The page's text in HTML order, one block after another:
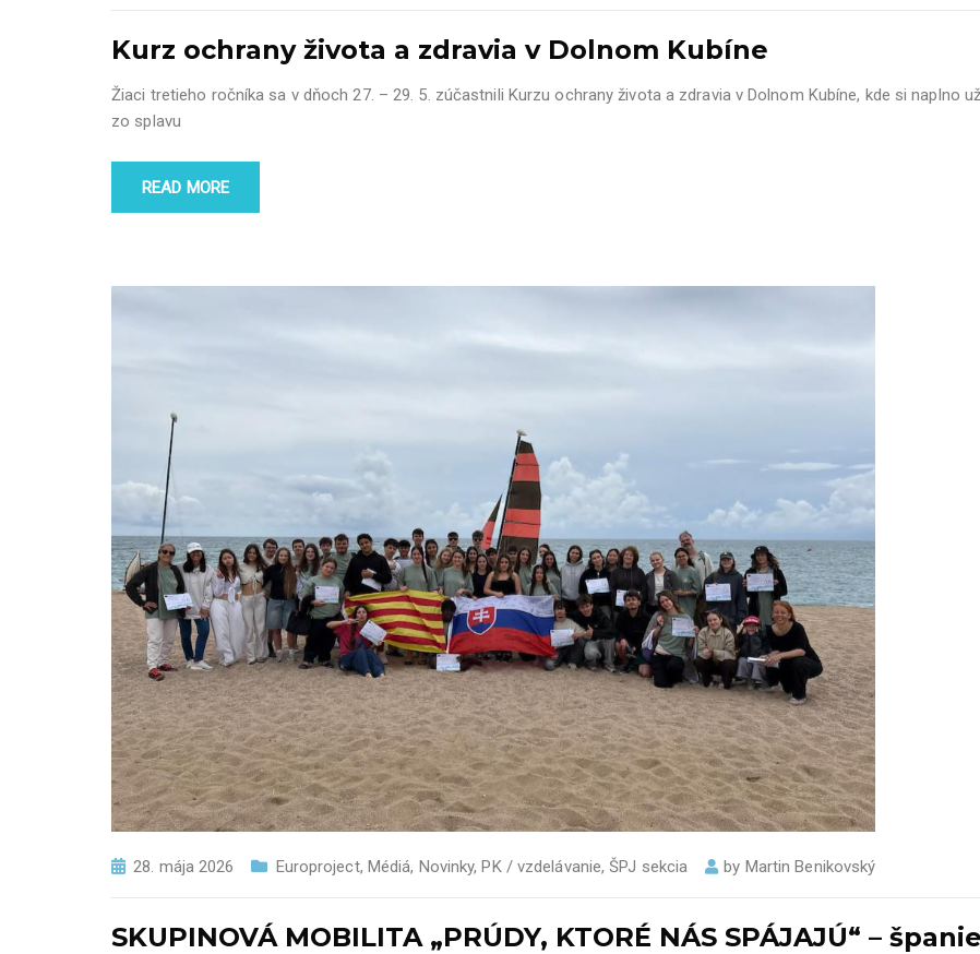
Kurz ochrany života a zdravia v Dolnom Kubíne
Žiaci tretieho ročníka sa v dňoch 27. – 29. 5. zúčastnili Kurzu ochrany života a zdravia v Dolnom Kubíne, kde si naplno
zo splavu
READ MORE
28. mája 2026 Europroject, Médiá, Novinky,PK / vzdelávanie,ŠPJ sekcia by Martin Benikovský
SKUPINOVÁ MOBILITA „PRÚDY, KTORÉ NÁS SPÁJAJÚ“ –